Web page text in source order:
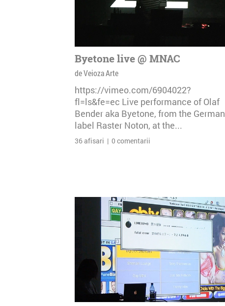
Byetone live @ MNAC
de Veioza Arte
https://vimeo.com/6904022?
fl=ls&fe=ec Live performance of Olaf
Bender aka Byetone, from the German
label Raster Noton, at the...
36 afisari | 0 comentarii